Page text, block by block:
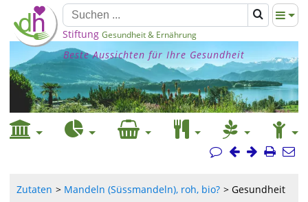
Stiftung Gesundheit & Ernährung
Beste Aussichten für Ihre Gesundheit
Zutaten Mandeln (Süssmandeln), roh, bio? Gesundheit